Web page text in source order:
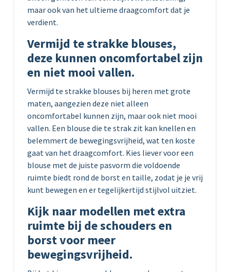
maar ook van het ultieme draagcomfort dat je
verdient.
Vermijd te strakke blouses,
deze kunnen oncomfortabel zijn
en niet mooi vallen.
Vermijd te strakke blouses bij heren met grote
maten, aangezien deze niet alleen
oncomfortabel kunnen zijn, maar ook niet mooi
vallen. Een blouse die te strak zit kan knellen en
belemmert de bewegingsvrijheid, wat ten koste
gaat van het draagcomfort. Kies liever voor een
blouse met de juiste pasvorm die voldoende
ruimte biedt rond de borst en taille, zodat je je vrij
kunt bewegen en er tegelijkertijd stijlvol uitziet.
Kijk naar modellen met extra
ruimte bij de schouders en
borst voor meer
bewegingsvrijheid.